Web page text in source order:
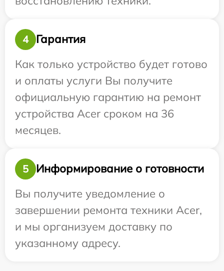
4
Гарантия
Как только устройство будет готово
и оплаты услуги Вы получите
официальную гарантию на ремонт
устройства Acer сроком на 36
месяцев.
5
Информирование о готовности
Вы получите уведомление о
завершении ремонта техники Acer,
и мы организуем доставку по
указанному адресу.